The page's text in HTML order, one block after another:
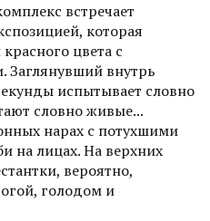
встречает
которая
цвета с
внутрь
испытывает словно
словно живые...
нарах с потухшими
на лицах. На верхних
вероятно,
голодом и